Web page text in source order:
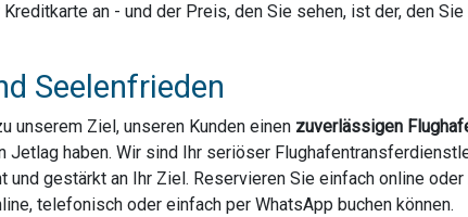
an - und der Preis, den Sie sehen, ist der, den
Seelenfrieden
unserem Ziel, unseren Kunden einen zuverlässigen
Jetlag haben. Wir sind Ihr seriöser
gestärkt an Ihr Ziel. Reservieren Sie einfach online
telefonisch oder einfach per WhatsApp buchen können.